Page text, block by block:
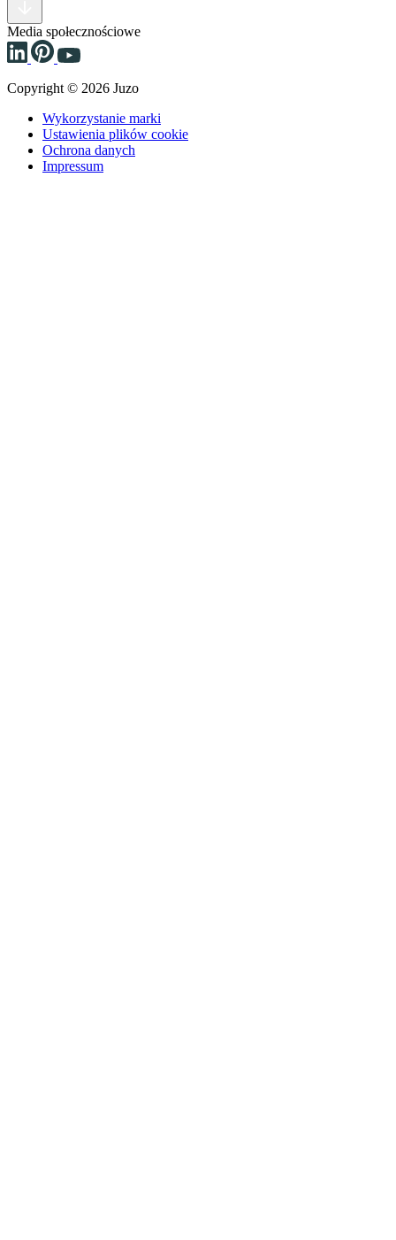
Media społecznościowe
Copyright © 2026 Juzo
Wykorzystanie marki
Ustawienia plików cookie
Ochrona danych
Impressum